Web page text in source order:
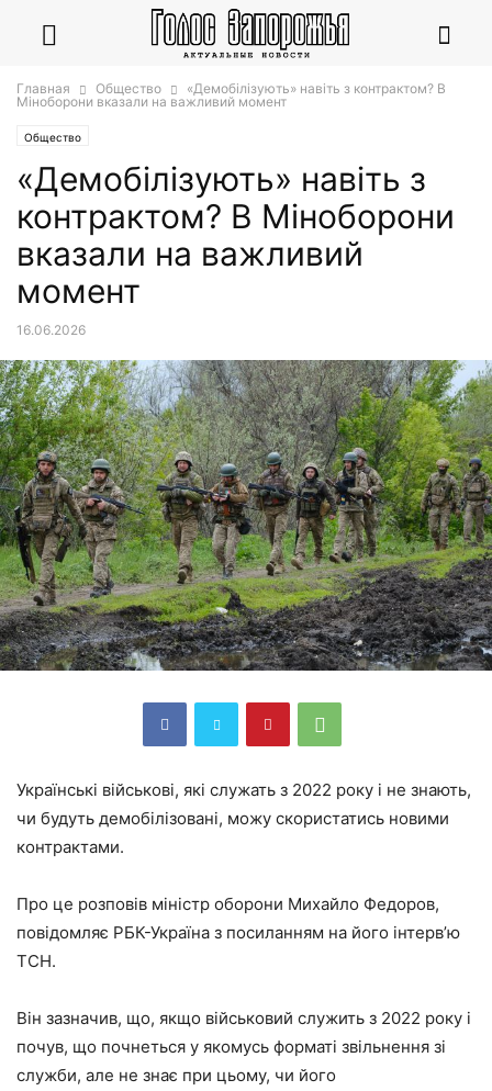
Главная Общество
«Демобілізують» навіть з контрактом? В
Міноборони вказали на важливий момент
Общество
«Демобілізують» навіть з
контрактом? В Міноборони
вказали на важливий
момент
16.06.2026
Українські військові, які служать з 2022 року і не знають,
чи будуть демобілізовані, можу скористатись новими
контрактами.
Про це розповів міністр оборони Михайло Федоров,
повідомляє РБК-Україна з посиланням на його інтерв’ю
ТСН.
Він зазначив, що, якщо військовий служить з 2022 року і
почув, що почнеться у якомусь форматі звільнення зі
служби, але не знає при цьому, чи його